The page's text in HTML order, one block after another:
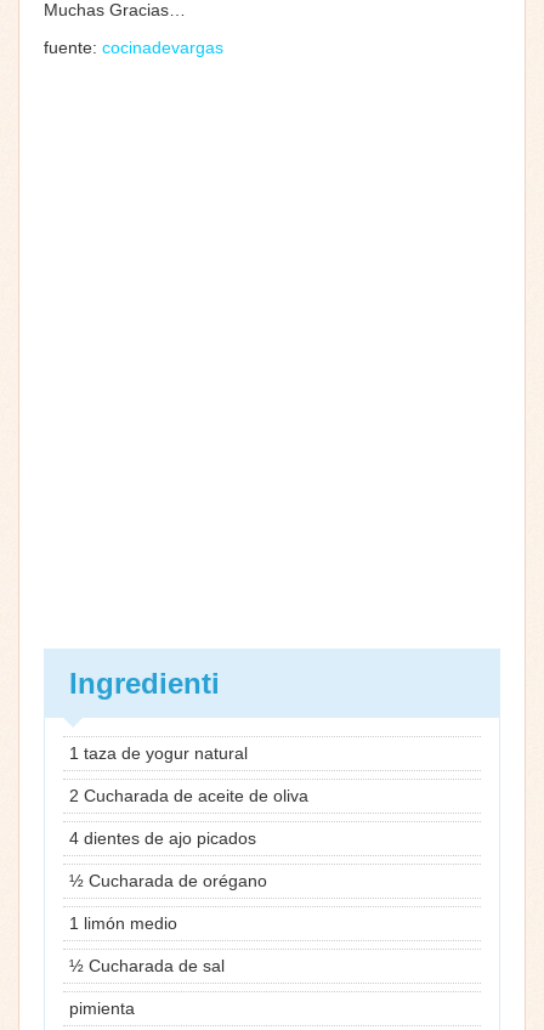
Muchas Gracias…
fuente: cocinadevargas
Ingredienti
1 taza de yogur natural
2 Cucharada de aceite de oliva
4 dientes de ajo picados
½ Cucharada de orégano
1 limón medio
½ Cucharada de sal
pimienta